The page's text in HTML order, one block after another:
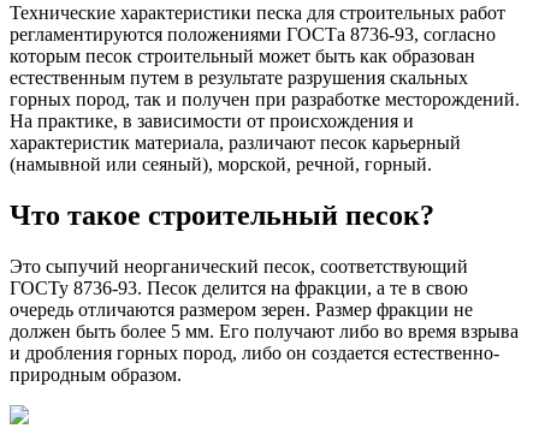
Технические характеристики песка для строительных работ
регламентируются положениями ГОСТа 8736-93, согласно
которым песок строительный может быть как образован
естественным путем в результате разрушения скальных
горных пород, так и получен при разработке месторождений.
На практике, в зависимости от происхождения и
характеристик материала, различают песок карьерный
(намывной или сеяный), морской, речной, горный.
Что такое строительный песок?
Это сыпучий неорганический песок, соответствующий
ГОСТу 8736-93. Песок делится на фракции, а те в свою
очередь отличаются размером зерен. Размер фракции не
должен быть более 5 мм. Его получают либо во время взрыва
и дробления горных пород, либо он создается естественно-
природным образом.